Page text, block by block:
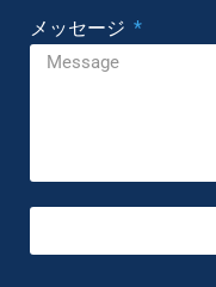
メッセージ